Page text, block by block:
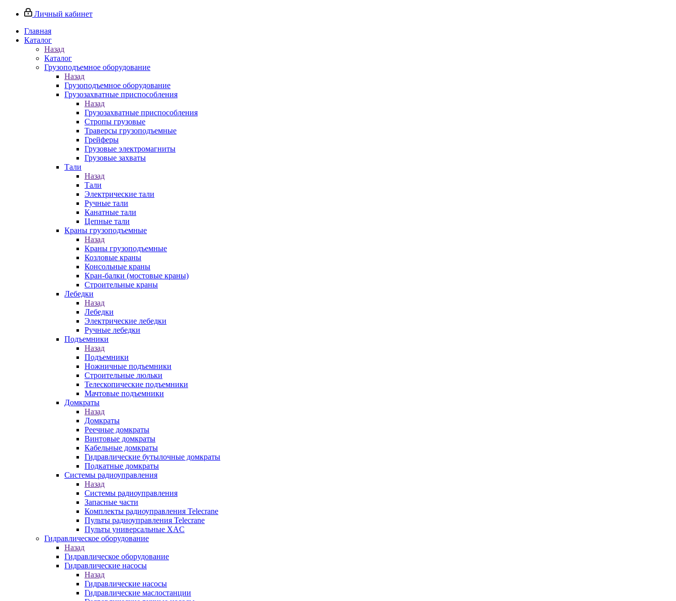
Личный кабинет
Главная
Каталог
Назад
Каталог
Грузоподъемное оборудование
Назад
Грузоподъемное оборудование
Грузозахватные приспособления
Назад
Грузозахватные приспособления
Стропы грузовые
Траверсы грузоподъемные
Грейферы
Грузовые электромагниты
Грузовые захваты
Тали
Назад
Тали
Электрические тали
Ручные тали
Канатные тали
Цепные тали
Краны грузоподъемные
Назад
Краны грузоподъемные
Козловые краны
Консольные краны
Кран-балки (мостовые краны)
Строительные краны
Лебедки
Назад
Лебедки
Электрические лебедки
Ручные лебедки
Подъемники
Назад
Подъемники
Ножничные подъемники
Строительные люльки
Телескопические подъемники
Мачтовые подъемники
Домкраты
Назад
Домкраты
Реечные домкраты
Винтовые домкраты
Кабельные домкраты
Гидравлические бутылочные домкраты
Подкатные домкраты
Системы радиоуправления
Назад
Системы радиоуправления
Запасные части
Комплекты радиоуправления Telecrane
Пульты радиоуправления Telecrane
Пульты универсальные XAC
Гидравлическое оборудование
Назад
Гидравлическое оборудование
Гидравлические насосы
Назад
Гидравлические насосы
Гидравлические маслостанции